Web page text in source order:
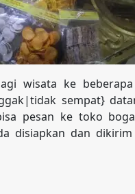
wisata ke
sempat}
pesan ke toko
disiapkan dan